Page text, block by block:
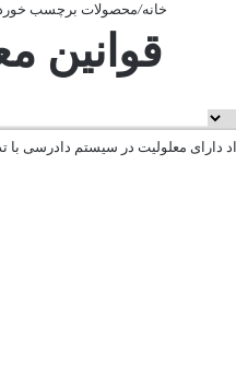
خانه/محصولات برچسب
قوانین